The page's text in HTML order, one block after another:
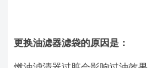
更换油滤器滤袋的原因是：